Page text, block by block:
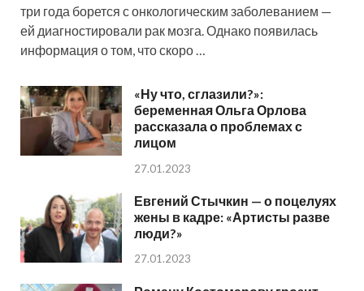
три года борется с онкологическим заболеванием —
ей диагностировали рак мозга. Однако появилась
информация о том, что скоро …
«Ну что, сглазили?»:
беременная Ольга Орлова
рассказала о проблемах с
лицом
27.01.2023
Евгений Стычкин — о поцелуях
жены в кадре: «Артисты разве
люди?»
27.01.2023